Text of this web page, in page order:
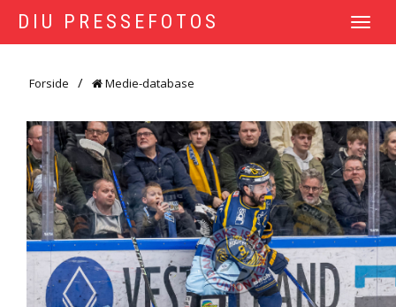
DIU PRESSEFOTOS
TOGGLE
Forside Medie-database